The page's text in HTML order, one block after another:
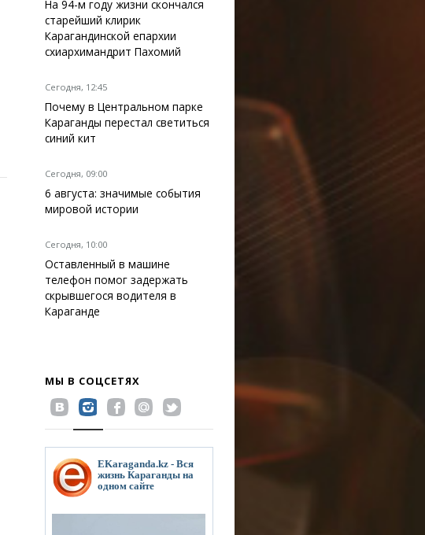
На 94-м году жизни скончался
старейший клирик
Карагандинской епархии
схиархимандрит Пахомий
Сегодня, 12:45
Почему в Центральном парке
Караганды перестал светиться
синий кит
Сегодня, 09:00
6 августа: значимые события
мировой истории
Сегодня, 10:00
Оставленный в машине
телефон помог задержать
скрывшегося водителя в
Караганде
МЫ В СОЦСЕТЯХ
EKaraganda.kz - Вся
жизнь Караганды на
одном сайте